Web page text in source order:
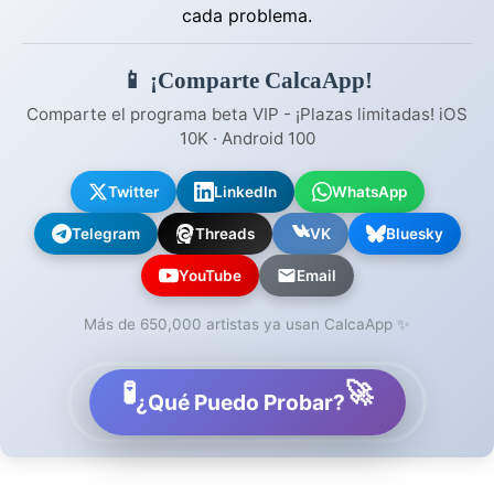
cada problema.
📱 ¡Comparte CalcaApp!
Comparte el programa beta VIP - ¡Plazas limitadas! iOS
10K · Android 100
Twitter LinkedIn WhatsApp
Telegram Threads VK Bluesky
YouTube Email
Más de 650,000 artistas ya usan CalcaApp ✨
🧪¿Qué Puedo Probar?🚀